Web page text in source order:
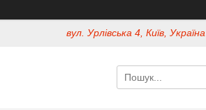
вул. Урлівська 4, Київ, Україна